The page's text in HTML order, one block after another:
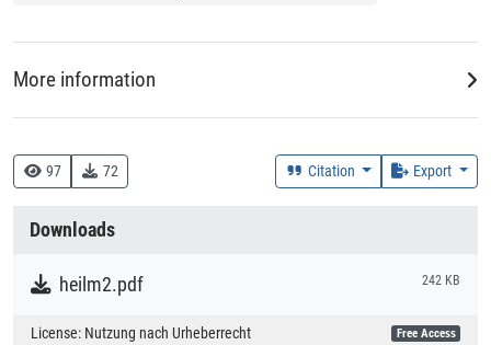
97 72 Citation Export
Downloads
heilm2.pdf 242 KB
License: Nutzung nach Urheberrecht Free Access
More information
Research
Collections